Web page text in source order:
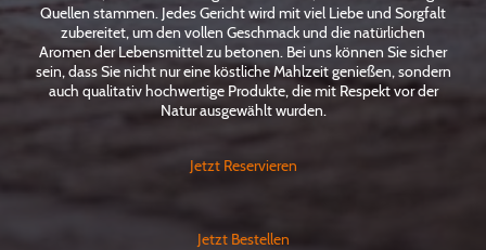
Quellen stammen. Jedes Gericht wird mit viel Liebe und Sorgfalt
zubereitet, um den vollen Geschmack und die natürlichen
Aromen der Lebensmittel zu betonen. Bei uns können Sie sicher
sein, dass Sie nicht nur eine köstliche Mahlzeit genießen, sondern
auch qualitativ hochwertige Produkte, die mit Respekt vor der
Natur ausgewählt wurden.
Jetzt Reservieren
Jetzt Bestellen